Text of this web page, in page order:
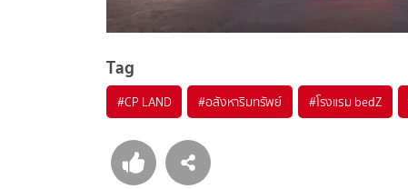
Tag
#CP LAND #อสังหาริมทรัพย์ #โรงแรม bedZ